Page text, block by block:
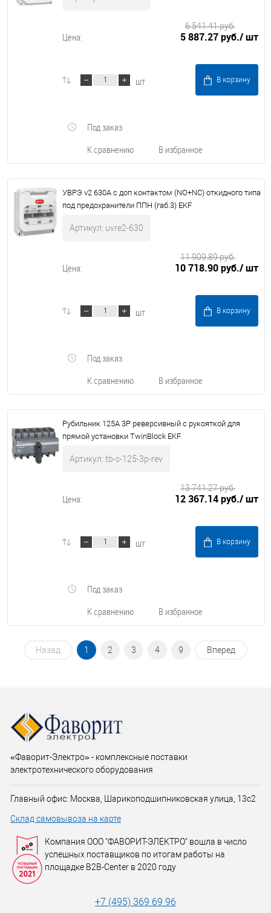
Цена: 5 887.27 руб./ шт
6 541.41 руб.
шт В корзину
К сравнению В избранное
Под заказ
УВРЭ v2 630А с доп контактом (NO+NC) откидного типа
под предохранители ППН (габ.3) EKF
Артикул: uvre2-630
Цена: 10 718.90 руб./ шт
11 909.89 руб.
шт В корзину
К сравнению В избранное
Под заказ
Рубильник 125A 3P реверсивный c рукояткой для
прямой установки TwinBlock EKF
Артикул: tb-s-125-3p-rev
Цена: 12 367.14 руб./ шт
13 741.27 руб.
шт В корзину
К сравнению В избранное
Под заказ
Назад 1 2 3 4 9 Вперед
«Фаворит-Электро» - комплексные поставки
электротехнического оборудования
Главный офис: Москва, Шарикоподшипниковская улица, 13с2
Склад самовывоза на карте
Компания ООО "ФАВОРИТ-ЭЛЕКТРО" вошла в число
успешных поставщиков по итогам работы на
площадке B2B-Center в 2020 году
+7 (495) 369 69 96